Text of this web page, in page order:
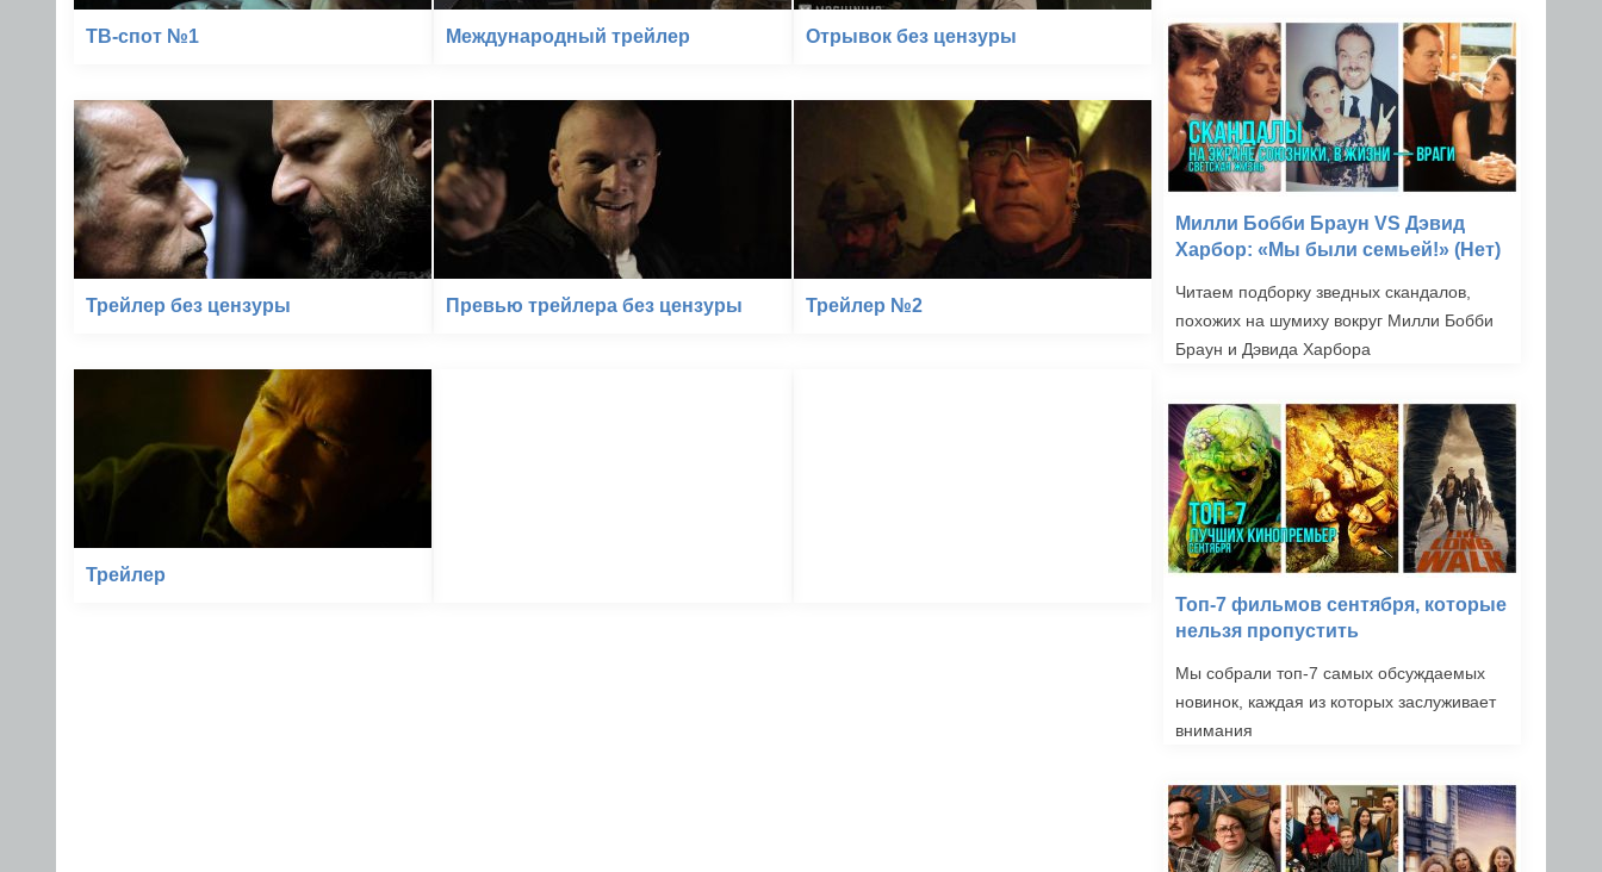
ТВ-спот №1 Международный трейлер Отрывок без цензуры
Трейлер без цензуры Превью трейлера без цензуры Трейлер №2
Трейлер
Милли Бобби Браун VS Дэвид
Харбор: «Мы были семьей!» (Нет)
Читаем подборку зведных скандалов,
похожих на шумиху вокруг Милли Бобби
Браун и Дэвида Харбора
Топ-7 фильмов сентября, которые
нельзя пропустить
Мы собрали топ-7 самых обсуждаемых
новинок, каждая из которых заслуживает
внимания